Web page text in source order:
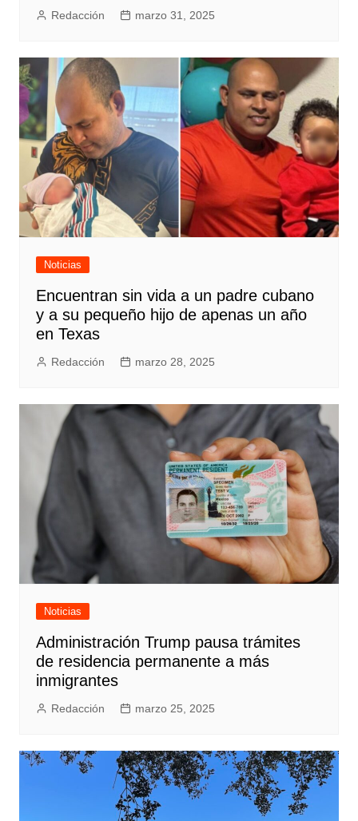
Redacción marzo 31, 2025
Noticias
Encuentran sin vida a un padre cubano
y a su pequeño hijo de apenas un año
en Texas
Redacción marzo 28, 2025
Noticias
Administración Trump pausa trámites
de residencia permanente a más
inmigrantes
Redacción marzo 25, 2025